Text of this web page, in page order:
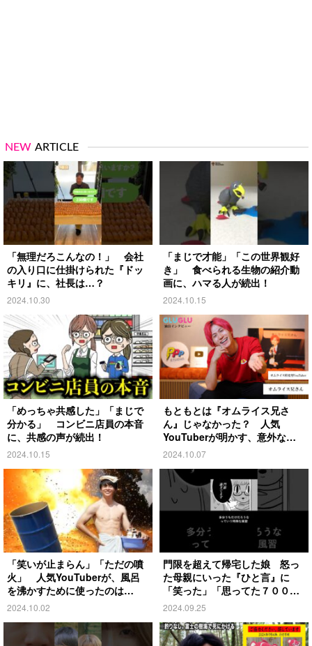
NEW ARTICLE
「無理だろこんなの！」 会社
の入り口に仕掛けられた『ドッ
キリ』に、社長は…？
2024.10.30
「まじで才能」「この世界観好
き」 食べられる生物の紹介動
画に、ハマる人が続出！
2024.10.15
「めっちゃ共感した」「まじで
分かる」 コンビニ店員の本音
に、共感の声が続出！
2024.10.15
もともとは『オムライス兄さ
ん』じゃなかった？ 人気
YouTuberが明かす、意外な過
去とは
2024.10.07
「笑いが止まらん」「ただの噴
火」 人気YouTuberが、風呂
を沸かすために使ったのは…
2024.10.02
門限を超えて帰宅した娘 怒っ
た母親にいった『ひと言』に
「笑った」「思ってた７００倍
特殊」
2024.09.25